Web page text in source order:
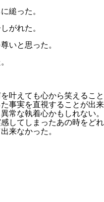
縋った。
がれた。
いと思った。
叶えても心から笑えること
事実を直視することが出来
常な執着心かもしれない。
してしまったあの時をどれ
来なかった。